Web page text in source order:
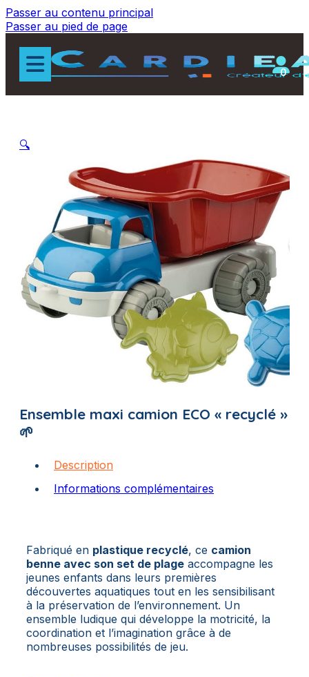
Passer au contenu principal
Passer au pied de page
0
🔍
Ensemble maxi camion ECO « recyclé »
🌱
Description
Informations complémentaires
Fabriqué en plastique recyclé, ce camion
benne avec son set de plage accompagne les
jeunes enfants dans leurs premières
découvertes aquatiques tout en les sensibilisant
à la préservation de l’environnement. Un
ensemble ludique qui développe la motricité, la
coordination et l’imagination grâce à de
nombreuses possibilités de jeu.